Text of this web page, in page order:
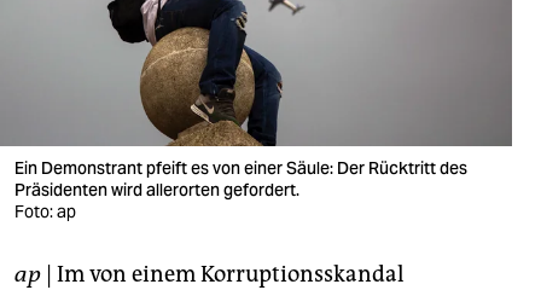
wahrheit
veranstaltungen
shop
fragen & hilfe
Ein Demonstrant pfeift es von einer Säule: Der Rücktritt des
Präsidenten wird allerorten gefordert.
Foto: ap
ap | Im von einem Korruptionsskandal